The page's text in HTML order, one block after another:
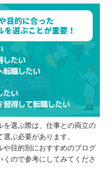
を選ぶ際は、仕事との両立の
ぶ必要があります。
や目的別におすすめのプログ
ので参考にしてみてくださ